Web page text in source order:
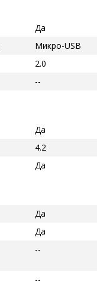
Да
Микро-USB
2.0
--
Да
4.2
Да
Да
Да
--
--